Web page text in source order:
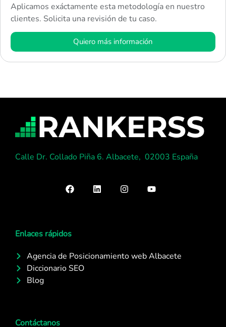
Aplicamos exáctamente esta metodología en nuestro
clientes. Solicita una revisión de tu caso.
Quiero más información
Calle Dr. Collado Piña 6. Albacete, 02003 España
Enlaces rápidos
Agencia de Posicionamiento web Albacete
Diccionario SEO
Blog
Contáctanos